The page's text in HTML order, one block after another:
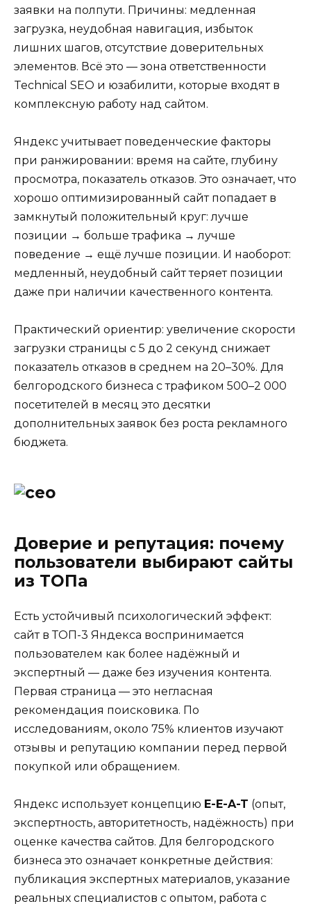
заявки на полпути. Причины: медленная
загрузка, неудобная навигация, избыток
лишних шагов, отсутствие доверительных
элементов. Всё это — зона ответственности
Technical SEO и юзабилити, которые входят в
комплексную работу над сайтом.
Яндекс учитывает поведенческие факторы
при ранжировании: время на сайте, глубину
просмотра, показатель отказов. Это означает, что
хорошо оптимизированный сайт попадает в
замкнутый положительный круг: лучше
позиции → больше трафика → лучше
поведение → ещё лучше позиции. И наоборот:
медленный, неудобный сайт теряет позиции
даже при наличии качественного контента.
Практический ориентир: увеличение скорости
загрузки страницы с 5 до 2 секунд снижает
показатель отказов в среднем на 20–30%. Для
белгородского бизнеса с трафиком 500–2 000
посетителей в месяц это десятки
дополнительных заявок без роста рекламного
бюджета.
Доверие и репутация: почему
пользователи выбирают сайты
из ТОПа
Есть устойчивый психологический эффект:
сайт в ТОП-3 Яндекса воспринимается
пользователем как более надёжный и
экспертный — даже без изучения контента.
Первая страница — это негласная
рекомендация поисковика. По
исследованиям, около 75% клиентов изучают
отзывы и репутацию компании перед первой
покупкой или обращением.
Яндекс использует концепцию E-E-A-T (опыт,
экспертность, авторитетность, надёжность) при
оценке качества сайтов. Для белгородского
бизнеса это означает конкретные действия:
публикация экспертных материалов, указание
реальных специалистов с опытом, работа с